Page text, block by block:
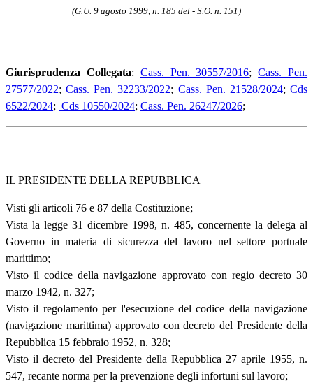
(G.U. 9 agosto 1999, n. 185 del - S.O. n. 151)
Giurisprudenza Collegata: Cass. Pen. 30557/2016;Cass. Pen.
27577/2022;Cass. Pen. 32233/2022; Cass. Pen. 21528/2024;Cds
6522/2024; Cds 10550/2024; Cass. Pen. 26247/2026;
IL PRESIDENTE DELLA REPUBBLICA
Visti gli articoli 76 e 87 della Costituzione;
Vista la legge 31 dicembre 1998, n. 485, concernente la delega al
Governo in materia di sicurezza del lavoro nel settore portuale
marittimo;
Visto il codice della navigazione approvato con regio decreto 30
marzo 1942, n. 327;
Visto il regolamento per l'esecuzione del codice della navigazione
(navigazione marittima) approvato con decreto del Presidente della
Repubblica 15 febbraio 1952, n. 328;
Visto il decreto del Presidente della Repubblica 27 aprile 1955, n.
547, recante norma per la prevenzione degli infortuni sul lavoro;